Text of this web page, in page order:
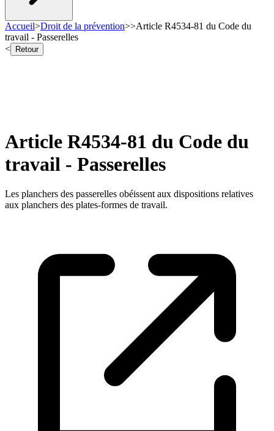
Accueil>Droit de la prévention>>Article R4534-81 du Code du
travail - Passerelles
<
Retour
Article R4534-81 du Code du
travail - Passerelles
Les planchers des passerelles obéissent aux dispositions relatives
aux planchers des plates-formes de travail.